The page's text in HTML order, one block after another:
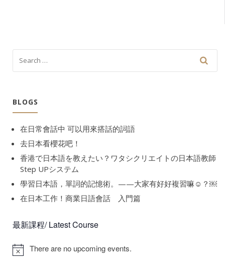
BLOGS
在日常會話中 可以用來搭話的詞語
去日本看櫻花吧！
香港で日本語を教えたい？ワタシクリエイトの日本語教師
Step UPシステム
學習日本語，單詞的記憶術。——大家有好好複習嘛☺️？￼
在日本工作！商業日語會話 入門篇
最新課程/ Latest Course
There are no upcoming events.